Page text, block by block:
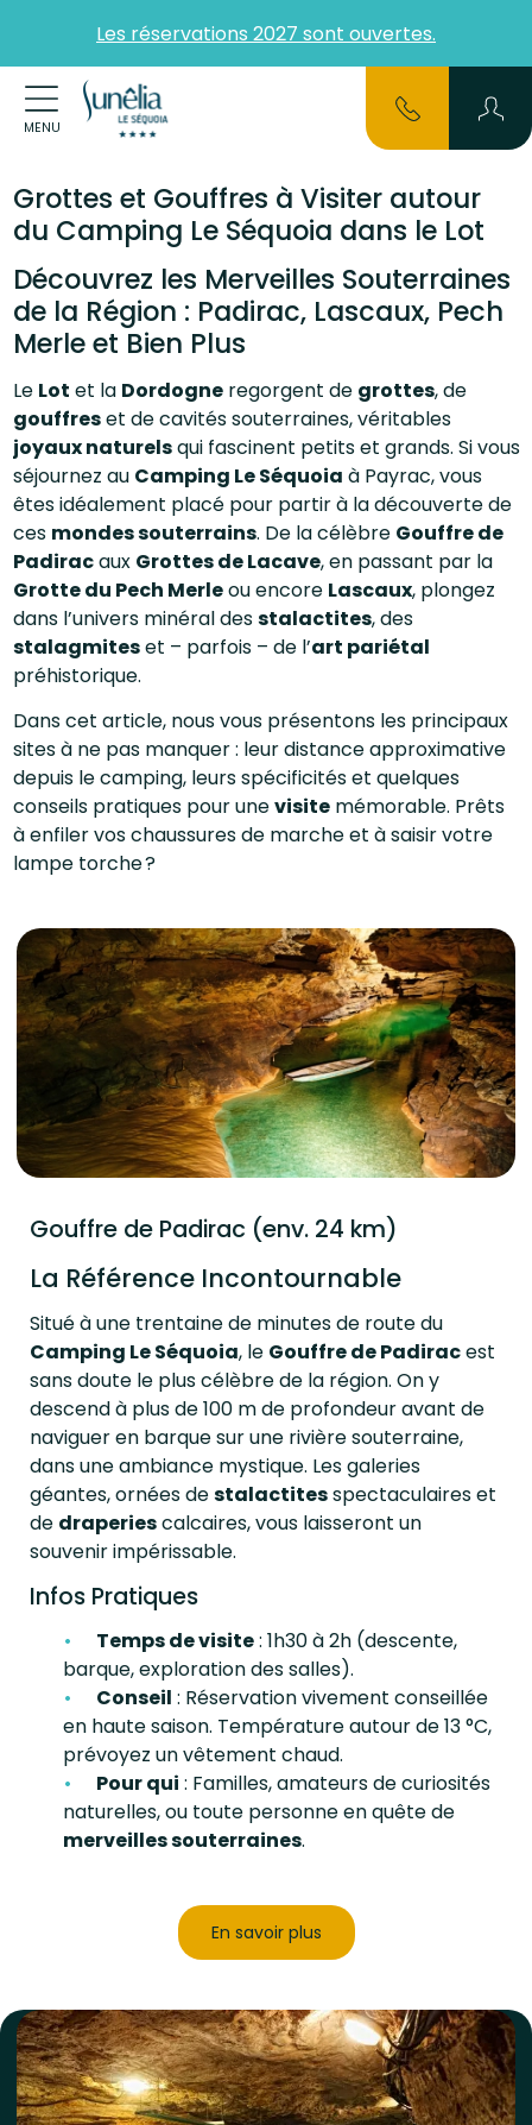
Les réservations 2027 sont ouvertes.
MENU
Grottes et Gouffres à Visiter autour
du Camping Le Séquoia dans le Lot
Découvrez les Merveilles Souterraines
de la Région : Padirac, Lascaux, Pech
Merle et Bien Plus
Le Lot et la Dordogneregorgent de grottes, de
gouffreset de cavités souterraines, véritables
joyaux naturelsqui fascinent petits et grands. Si vous
séjournez au Camping Le Séquoia à Payrac, vous
êtes idéalement placé pour partir à la découverte de
ces mondes souterrains. De la célèbre Gouffre de
Padiracaux Grottes de Lacave, en passant par la
Grotte du Pech Merleou encore Lascaux, plongez
dans l’univers minéral desstalactites, des
stalagmiteset – parfois – de l’art pariétal
préhistorique.
Dans cet article, nous vous présentons les principaux
sites à ne pas manquer : leur distance approximative
depuis le camping, leurs spécificités et quelques
conseils pratiques pour unevisitemémorable. Prêts
à enfiler vos chaussures de marche et à saisir votre
lampe torche ?
Gouffre de Padirac (env. 24 km)
La Référence Incontournable
Situé à une trentaine de minutes de route du
Camping Le Séquoia, le Gouffre de Padiracest
sans doute le plus célèbre de la région. On y
descend à plus de 100 m de profondeur avant de
naviguer en barque sur une rivière souterraine,
dans une ambiance mystique. Les galeries
géantes, ornées destalactitesspectaculaires et
de draperiescalcaires, vous laisseront un
souvenir impérissable.
Infos Pratiques
Temps de visite: 1h30 à 2h (descente,
barque, exploration des salles).
Conseil : Réservation vivement conseillée
en haute saison. Température autour de 13 °C,
prévoyez un vêtement chaud.
Pour qui : Familles, amateurs de curiosités
naturelles, ou toute personne en quête de
merveilles souterraines.
En savoir plus